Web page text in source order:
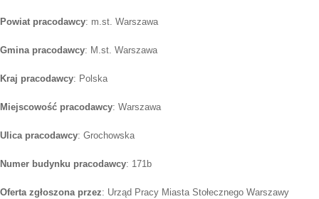
Powiat pracodawcy: m.st. Warszawa
Gmina pracodawcy: M.st. Warszawa
Kraj pracodawcy: Polska
Miejscowość pracodawcy: Warszawa
Ulica pracodawcy: Grochowska
Numer budynku pracodawcy: 171b
Oferta zgłoszona przez: Urząd Pracy Miasta Stołecznego Warszawy